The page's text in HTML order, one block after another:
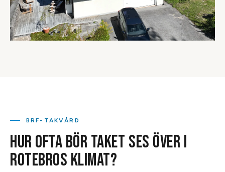
BRF-TAKVÅRD
HUR OFTA BÖR TAKET SES ÖVER I
ROTEBROS KLIMAT?